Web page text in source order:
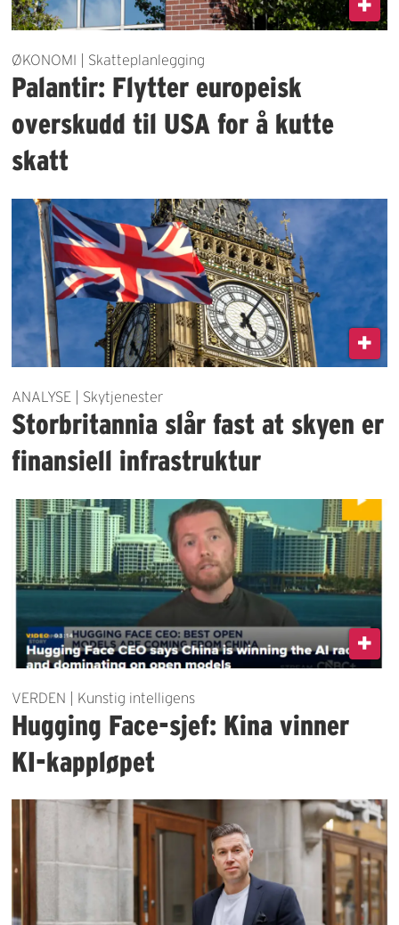
ØKONOMI | Skatteplanlegging
Palantir: Flytter europeisk
overskudd til USA for å kutte
skatt
ANALYSE | Skytjenester
Storbritannia slår fast at skyen er
finansiell infrastruktur
VERDEN | Kunstig intelligens
Hugging Face-sjef: Kina vinner
KI-kappløpet